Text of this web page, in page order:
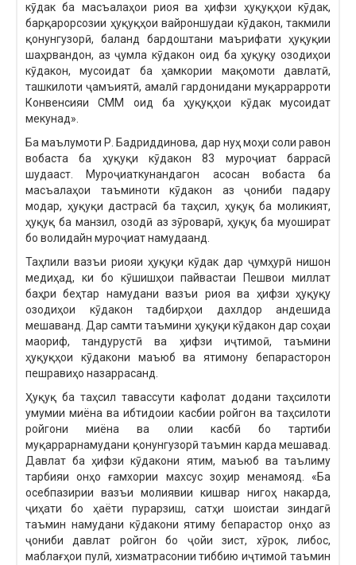
кӯдак ба масъалаҳои риоя ва ҳифзи ҳуқуқҳои кӯдак,
барқарорсозии ҳуқуқҳои вайроншудаи кӯдакон, такмили
қонунгузорӣ, баланд бардоштани маърифати ҳуқуқии
шаҳрвандон, аз ҷумла кӯдакон оид ба ҳуқуқу озодиҳои
кӯдакон, мусоидат ба ҳамкории мақомоти давлатӣ,
ташкилоти ҷамъиятӣ, амалӣ гардонидани муқаррарроти
Конвенсияи СММ оид ба ҳуқуқҳои кӯдак мусоидат
мекунад».
Ба маълумоти Р. Бадриддинова, дар нуҳ моҳи соли равон
вобаста ба ҳуқуқи кӯдакон 83 муроҷиат баррасӣ
шудааст. Муроҷиаткунандагон асосан вобаста ба
масъалаҳои таъминоти кӯдакон аз ҷониби падару
модар, ҳуқуқи дастрасӣ ба таҳсил, ҳуқуқ ба моликият,
ҳуқуқ ба манзил, озодӣ аз зӯроварӣ, ҳуқуқ ба муошират
бо волидайн муроҷиат намудаанд.
Таҳлили вазъи риояи ҳуқуқи кӯдак дар ҷумҳурӣ нишон
медиҳад, ки бо кӯшишҳои пайвастаи Пешвои миллат
баҳри беҳтар намудани вазъи риоя ва ҳифзи ҳуқуқу
озодиҳои кӯдакон тадбирҳои дахлдор андешида
мешаванд. Дар самти таъмини ҳуқуқи кӯдакон дар соҳаи
маориф, тандурустӣ ва ҳифзи иҷтимоӣ, таъмини
ҳуқуқҳои кӯдакони маъюб ва ятимону бепарасторон
пешравиҳо назаррасанд.
Ҳуқуқ ба таҳсил тавассути кафолат додани таҳсилоти
умумии миёна ва ибтидоии касбии ройгон ва таҳсилоти
ройгони миёна ва олии касбӣ бо тартиби
муқаррарнамудани қонунгузорӣ таъмин карда мешавад.
Давлат ба ҳифзи кӯдакони ятим, маъюб ва таълиму
тарбияи онҳо ғамхории махсус зоҳир менамояд. «Ба
осебпазирии вазъи молиявии кишвар нигоҳ накарда,
ҷиҳати бо ҳаёти пурарзиш, сатҳи шоистаи зиндагӣ
таъмин намудани кӯдакони ятиму бепарастор онҳо аз
ҷониби давлат ройгон бо ҷойи зист, хӯрок, либос,
маблағҳои пулӣ, хизматрасонии тиббию иҷтимоӣ таъмин